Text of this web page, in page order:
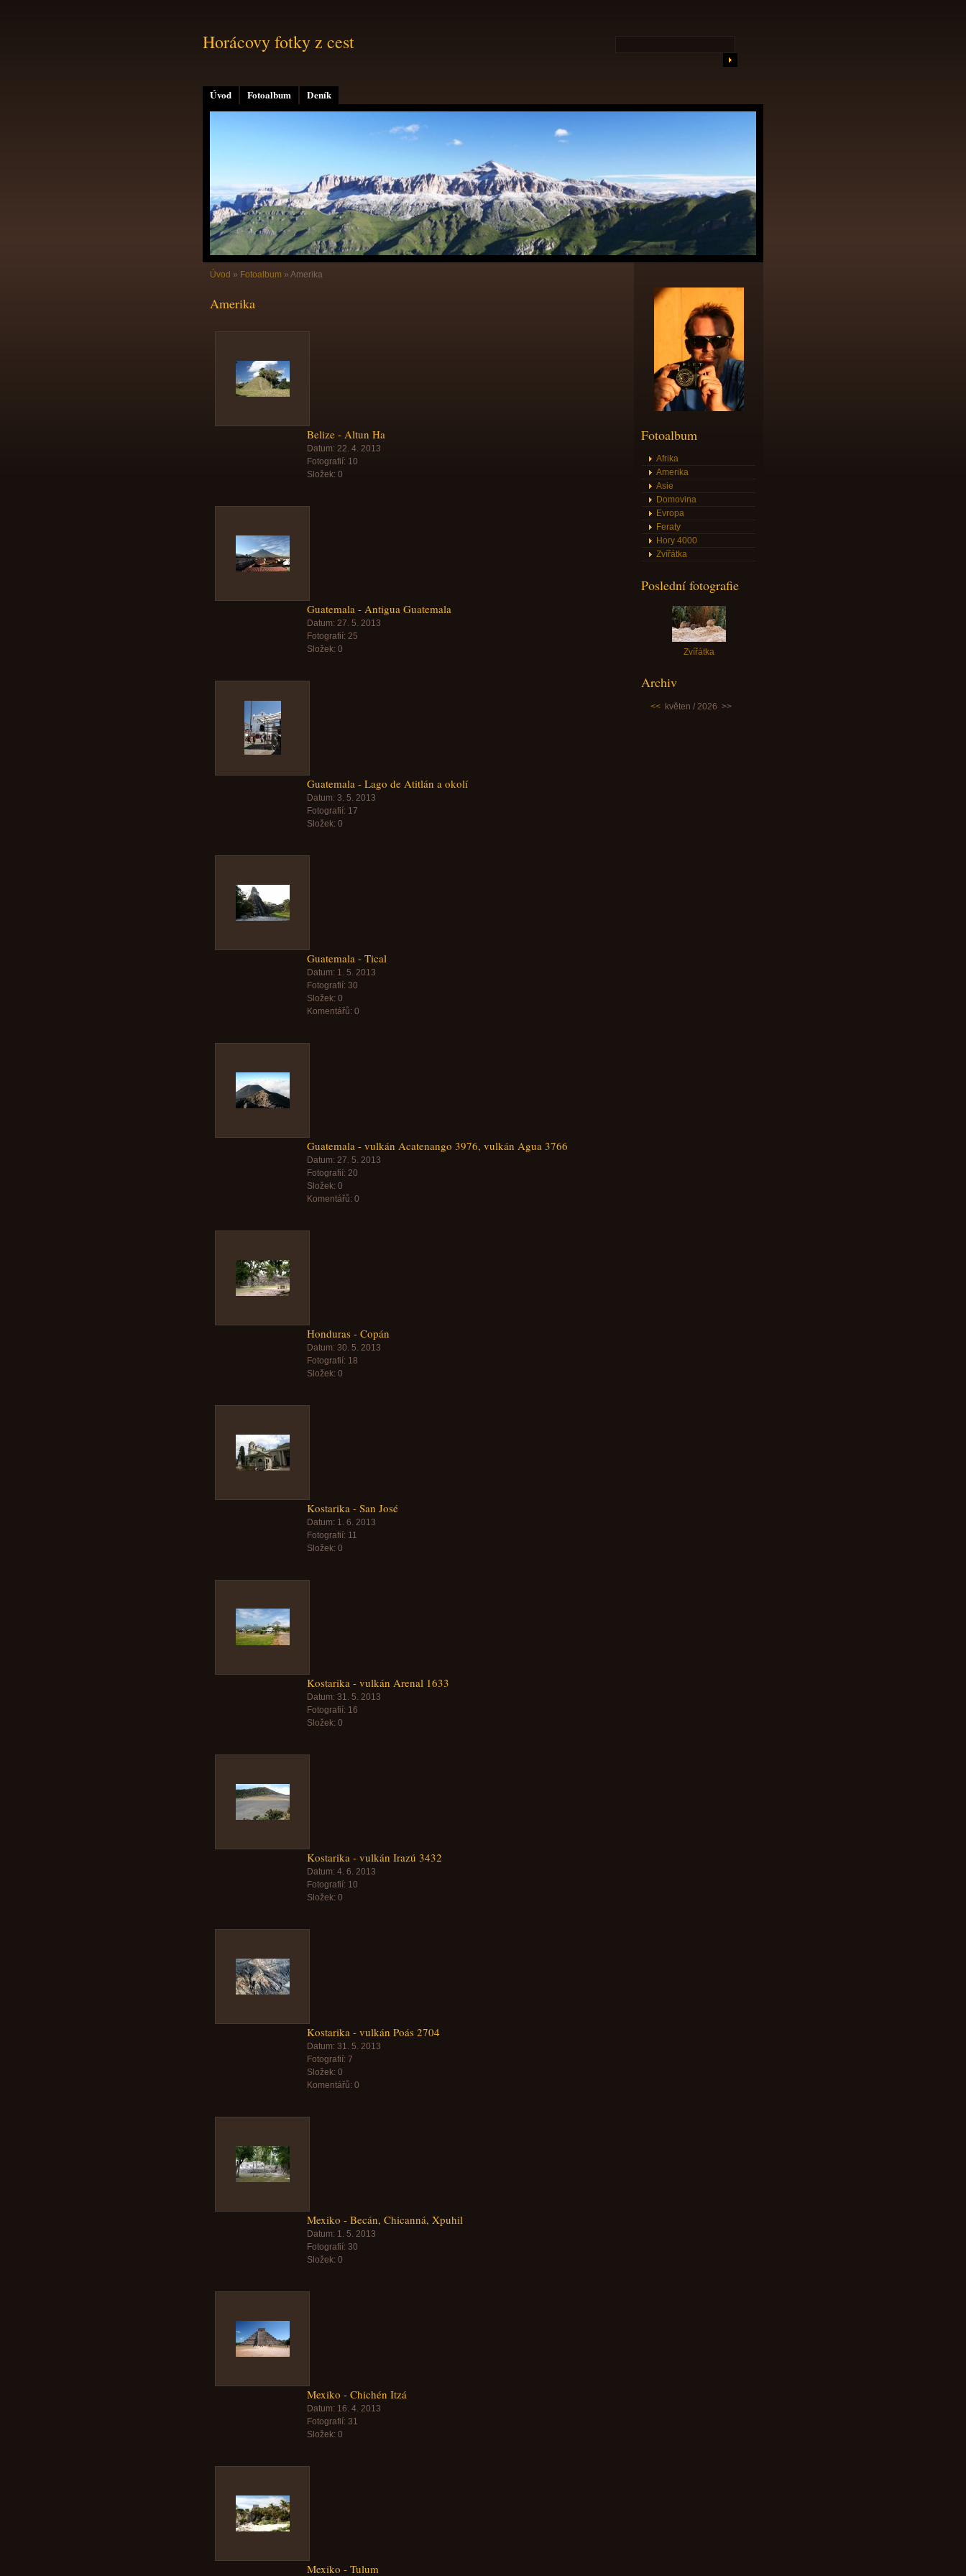
Úvod Fotoalbum Deník
Horácovy fotky z cest
Úvod » Fotoalbum » Amerika
Amerika
Belize - Altun Ha
Datum: 22. 4. 2013
Fotografií: 10
Složek: 0
Guatemala - Antigua Guatemala
Datum: 27. 5. 2013
Fotografií: 25
Složek: 0
Guatemala - Lago de Atitlán a okolí
Datum: 3. 5. 2013
Fotografií: 17
Složek: 0
Guatemala - Tical
Datum: 1. 5. 2013
Fotografií: 30
Složek: 0
Komentářů: 0
Guatemala - vulkán Acatenango 3976, vulkán Agua 3766
Datum: 27. 5. 2013
Fotografií: 20
Složek: 0
Komentářů: 0
Honduras - Copán
Datum: 30. 5. 2013
Fotografií: 18
Složek: 0
Kostarika - San José
Datum: 1. 6. 2013
Fotografií: 11
Složek: 0
Kostarika - vulkán Arenal 1633
Datum: 31. 5. 2013
Fotografií: 16
Složek: 0
Kostarika - vulkán Irazú 3432
Datum: 4. 6. 2013
Fotografií: 10
Složek: 0
Kostarika - vulkán Poás 2704
Datum: 31. 5. 2013
Fotografií: 7
Složek: 0
Komentářů: 0
Mexiko - Becán, Chicanná, Xpuhil
Datum: 1. 5. 2013
Fotografií: 30
Složek: 0
Mexiko - Chichén Itzá
Datum: 16. 4. 2013
Fotografií: 31
Složek: 0
Mexiko - Tulum
Fotoalbum
Afrika
Amerika
Asie
Domovina
Evropa
Feraty
Hory 4000
Zvířátka
Poslední fotografie
Zvířátka
Archiv
<< květen / 2026 >>